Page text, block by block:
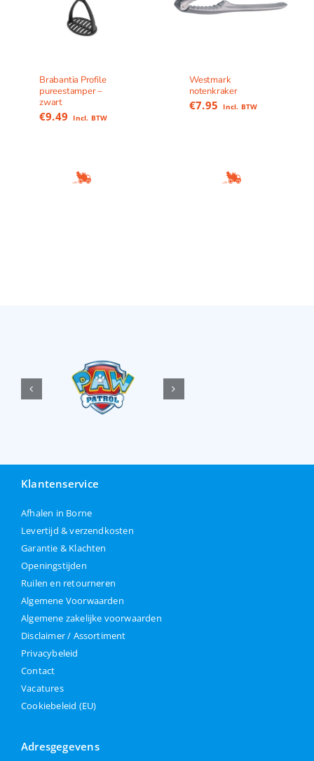
Brabantia Profile
pureestamper –
zwart
€9.49 Incl. BTW
Westmark
notenkraker
€7.95 Incl. BTW
Klantenservice
Afhalen in Borne
Levertijd & verzendkosten
Garantie & Klachten
Openingstijden
Ruilen en retourneren
Algemene Voorwaarden
Algemene zakelijke voorwaarden
Disclaimer / Assortiment
Privacybeleid
Contact
Vacatures
Cookiebeleid (EU)
Adresgegevens